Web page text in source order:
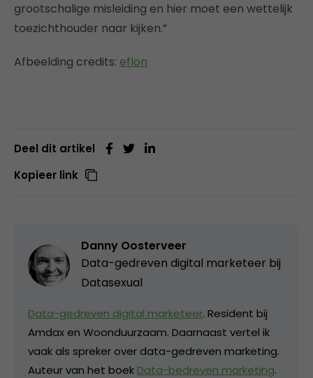
grootschalige misleiding en hier moet een wettelijk
toezichthouder naar kijken.”
Afbeelding credits: eflon
Deel dit artikel
Kopieer link
Danny Oosterveer
Data-gedreven digital marketeer bij
Datasexual
Data-gedreven digital marketeer. Resident bij
Amdax en Woonduurzaam. Daarnaast vertel ik
vaak als spreker over data-gedreven marketing.
Auteur van het boek Data-bedreven marketing.